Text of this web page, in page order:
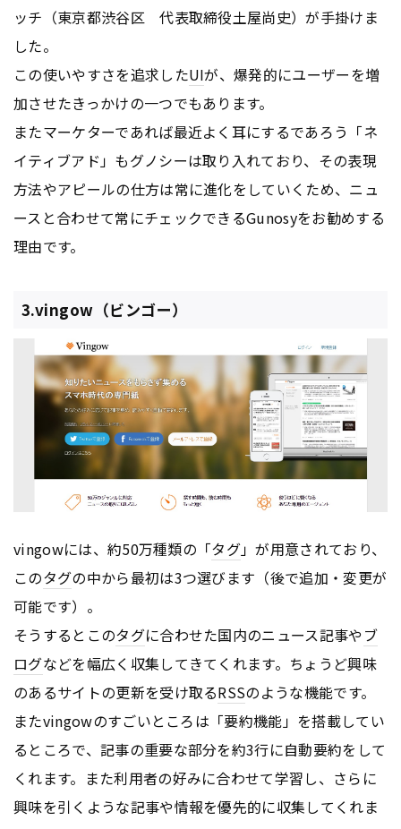
ッチ（東京都渋谷区 代表取締役土屋尚史）が手掛けま
した。
この使いやすさを追求したUIが、爆発的にユーザーを増
加させたきっかけの一つでもあります。
またマーケターであれば最近よく耳にするであろう「ネ
イティブアド」もグノシーは取り入れており、その表現
方法やアピールの仕方は常に進化をしていくため、ニュ
ースと合わせて常にチェックできるGunosyをお勧めする
理由です。
3.vingow（ビンゴー）
vingowには、約50万種類の「タグ」が用意されており、
このタグの中から最初は3つ選びます（後で追加・変更が
可能です）。
そうするとこのタグに合わせた国内のニュース記事やブ
ログなどを幅広く収集してきてくれます。ちょうど興味
のあるサイトの更新を受け取るRSSのような機能です。
またvingowのすごいところは「要約機能」を搭載してい
るところで、記事の重要な部分を約3行に自動要約をして
くれます。また利用者の好みに合わせて学習し、さらに
興味を引くような記事や情報を優先的に収集してくれま